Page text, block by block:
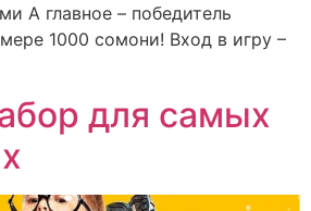
А главное – победитель
1000 сомони! Вход в игру –
для самых